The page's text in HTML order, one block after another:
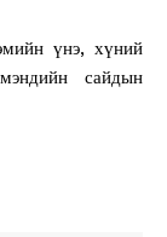
үнэ, хүний
сайдын